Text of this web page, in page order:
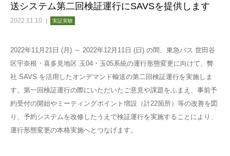
送システム第二回検証運行にSAVSを提供します
2022.11.10 実証実験
2022年11月21日 (月) ～ 2022年12月11日 (日) の間、東急バス 世田谷
区宇奈根・喜多見地区 玉04・玉05系統の運行形態変更に向けて、弊
社 SAVS を活用したオンデマンド輸送の第二回検証運行を実施しま
す。第一回検証運行の際にいただいたご意見や課題をふまえ、事前予
約受付の開始やミーティングポイント増設（計22箇所）等の改善を図
り、予約システムを改修したうえで検証運行を実施することにより、
運行形態変更の本格実施へとつなげます。
SERVICE
ABOUT